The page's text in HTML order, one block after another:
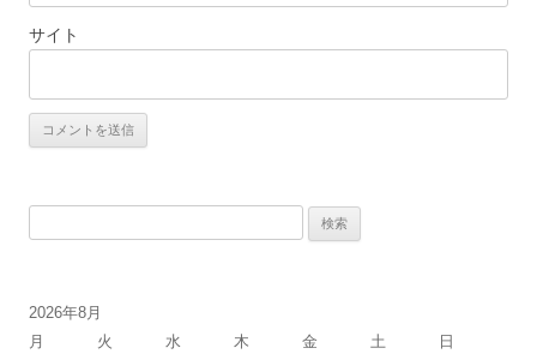
サイト
2026年8月
月
火 水 木 金 土 日